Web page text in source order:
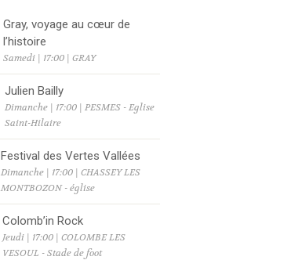
Gray, voyage au cœur de
l’histoire
Samedi | 17:00 | GRAY
Julien Bailly
Dimanche | 17:00 | PESMES - Eglise
Saint-Hilaire
Festival des Vertes Vallées
Dimanche | 17:00 | CHASSEY LES
MONTBOZON - église
Colomb’in Rock
Jeudi | 17:00 | COLOMBE LES
VESOUL - Stade de foot